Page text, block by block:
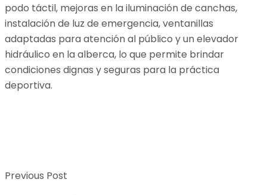
podo táctil, mejoras en la iluminación de canchas,
instalación de luz de emergencia, ventanillas
adaptadas para atención al público y un elevador
hidráulico en la alberca, lo que permite brindar
condiciones dignas y seguras para la práctica
deportiva.
Previous Post